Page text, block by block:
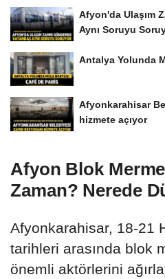
Afyon'da Ulaşım
Aynı Soruyu
Antalya Yolunda
Afyonkarahisar
hizmete açıyor
Afyon Blok
Zaman? Nerede
Afyonkarahisar, 18-21
tarihleri arasında blok
önemli aktörlerini